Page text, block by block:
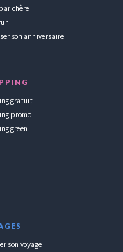
chère
son anniversaire
gratuit
promo
green
son voyage